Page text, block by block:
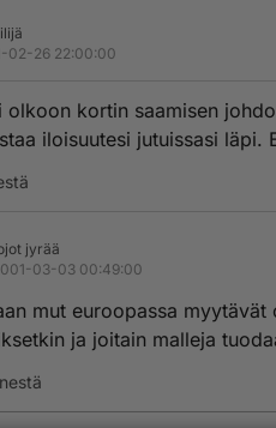
02-26 22:00:00
olkoon kortin saamisen
iloisuutesi jutuissasi läpi.
jyrää
03-03 00:49:00
mut euroopassa
ja joitain malleja